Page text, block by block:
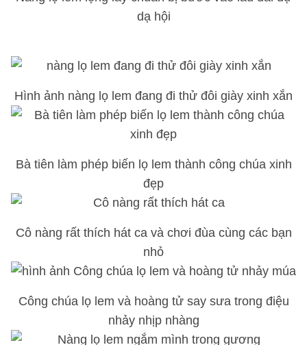
dạ hội
Hình ảnh nàng lọ lem đang đi thử đôi giày xinh xắn
Bà tiên làm phép biến lọ lem thành công chúa xinh
đẹp
Cô nàng rất thích hát ca và chơi đùa cùng các bạn
nhỏ
Công chúa lọ lem và hoàng tử say sưa trong điệu
nhảy nhịp nhàng